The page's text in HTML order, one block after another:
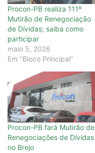
Procon-PB realiza 111º
Mutirão de Renegociação
de Dívidas; saiba como
participar
maio 5, 2026
Em "Bloco Principal"
Procon-PB fará Mutirão de
Renegociações de Dívidas
no Brejo